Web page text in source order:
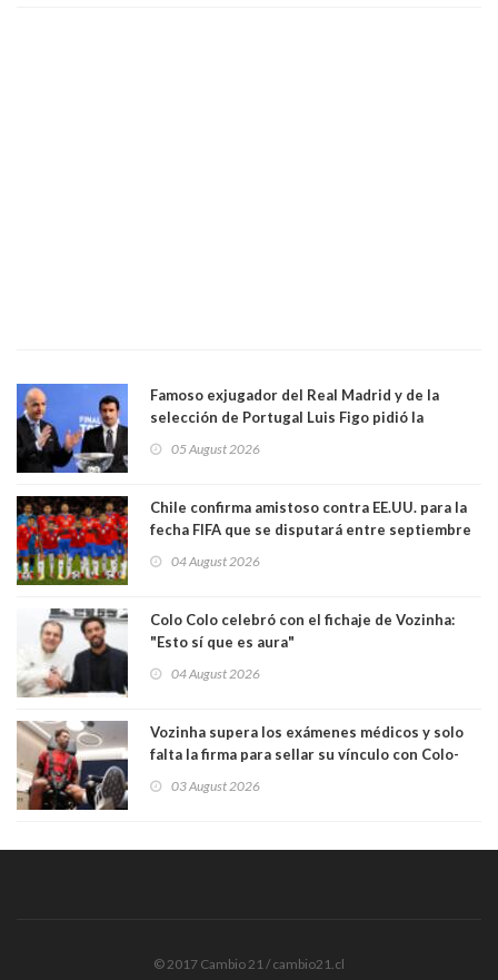
Famoso exjugador del Real Madrid y de la
selección de Portugal Luis Figo pidió la
comportamiento más bajo y cobarde que he
05 August 2026
Chile confirma amistoso contra EE.UU. para la
fecha FIFA que se disputará entre septiembre
04 August 2026
Colo Colo celebró con el fichaje de Vozinha:
"Esto sí que es aura"
04 August 2026
Vozinha supera los exámenes médicos y solo
falta la firma para sellar su vínculo con Colo-
03 August 2026
© 2017 Cambio 21 / cambio21.cl